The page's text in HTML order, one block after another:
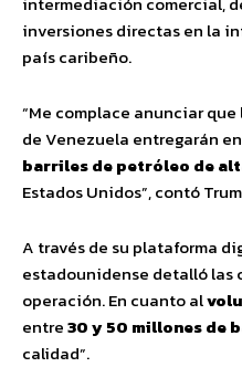
inversiones directas en la
país caribeño.
“Me complace anunciar
de Venezuela entregarán
barriles de petróleo de
Estados Unidos”, contó
A través de su plataforma
estadounidense detalló las
operación. En cuanto al
entre30 y 50 millones de
calidad”.